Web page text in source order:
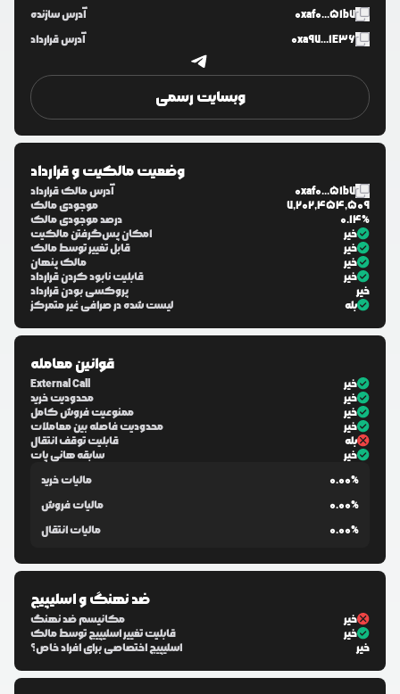
آدرس سازنده
0xaf0...51b7
آدرس قرارداد
0xa97...1E36
وبسایت رسمی
وضعیت مالکیت و قرارداد
آدرس مالک قرارداد
0xaf0...51b7
موجودی مالک
7,202,454,509
درصد موجودی مالک
0.14%
امکان پس‌گرفتن مالکیت
خیر
قابل تغییر توسط مالک
خیر
مالک پنهان
خیر
قابلیت نابود کردن قرارداد
خیر
پروکسی بودن قرارداد
خیر
لیست شده در صرافی غیر متمرکز
بله
قوانین معامله
External Call
خیر
محدودیت خرید
خیر
ممنوعیت فروش کامل
خیر
محدودیت فاصله بین معاملات
خیر
قابلیت توقف انتقال
بله
سابقه هانی پات
خیر
مالیات خرید
0.00%
مالیات فروش
0.00%
مالیات انتقال
0.00%
ضد نهنگ و اسلیپیج
مکانیسم ضد نهنگ
خیر
قابلیت تغییر اسلیپیج توسط مالک
خیر
اسلیپیج اختصاصی برای افراد خاص؟
خیر